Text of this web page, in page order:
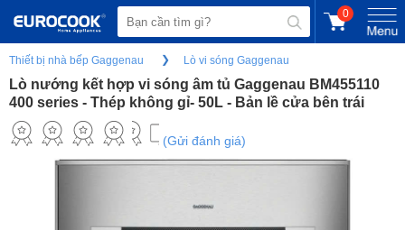
0
Thiết bị nhà bếp Gaggenau Lò vi sóng Gaggenau
Lò nướng kết hợp vi sóng âm tủ Gaggenau BM455110
400 series - Thép không gỉ- 50L - Bản lề cửa bên trái
(Gửi đánh giá)